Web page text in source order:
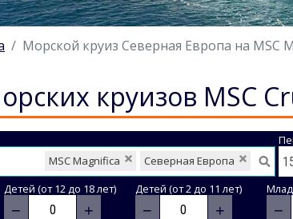
Морской круиз Северная Европа на MSC
круизов MSC
Северная Европа
MSC Magnifica
Детей (от 12 до 18 лет)
− +
Детей (от 2 до 11 лет)
− + −